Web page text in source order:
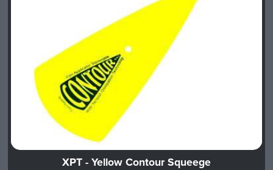
XPT - Yellow Contour Squeege